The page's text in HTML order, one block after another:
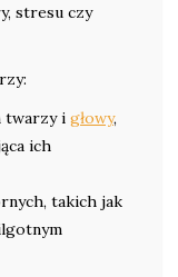
stresu czy
twarzy i głowy,
ich
takich jak